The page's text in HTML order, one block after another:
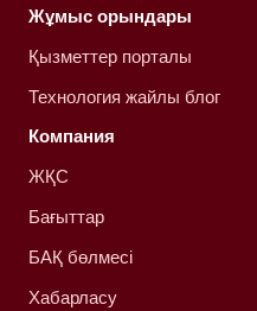
Жұмыс орындары
Қызметтер порталы
Технология жайлы блог
Компания
ЖҚС
Бағыттар
БАҚ бөлмесі
Хабарласу